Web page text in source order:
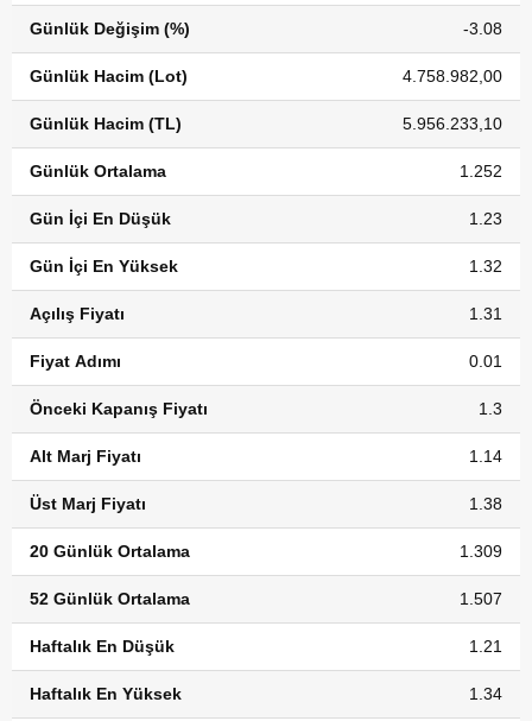
Günlük Değişim (%) -3.08
Günlük Hacim (Lot) 4.758.982,00
Günlük Hacim (TL) 5.956.233,10
Günlük Ortalama 1.252
Gün İçi En Düşük 1.23
Gün İçi En Yüksek 1.32
Açılış Fiyatı 1.31
Fiyat Adımı 0.01
Önceki Kapanış Fiyatı 1.3
Alt Marj Fiyatı 1.14
Üst Marj Fiyatı 1.38
20 Günlük Ortalama 1.309
52 Günlük Ortalama 1.507
Haftalık En Düşük 1.21
Haftalık En Yüksek 1.34